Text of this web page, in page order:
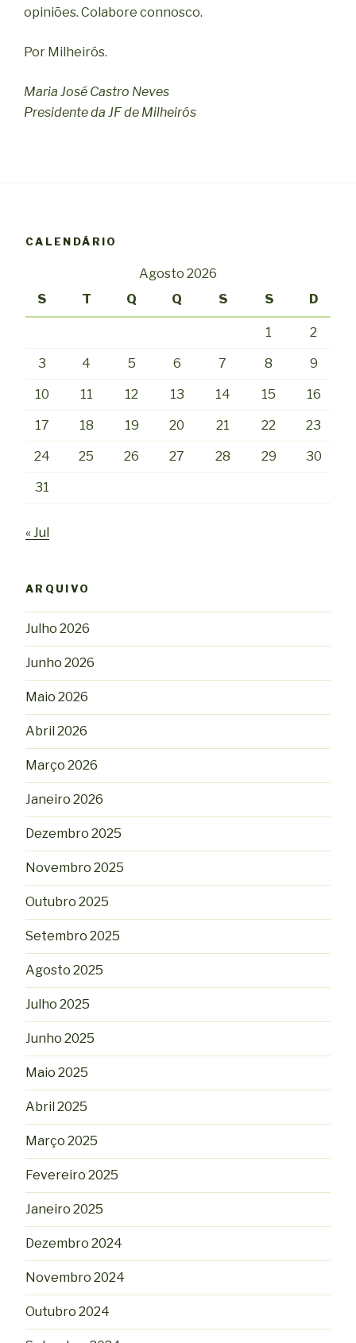
opiniões. Colabore connosco.
Por Milheirós.
Maria José Castro Neves
Presidente da JF de Milheirós
CALENDÁRIO
Agosto 2026
S
T Q Q S S D
1 2
3 4 5 6 7 8 9
10 11 12 13 14 15 16
17 18 19 20 21 22 23
24 25 26 27 28 29 30
31
« Jul
ARQUIVO
Julho 2026
Junho 2026
Maio 2026
Abril 2026
Março 2026
Janeiro 2026
Dezembro 2025
Novembro 2025
Outubro 2025
Setembro 2025
Agosto 2025
Julho 2025
Junho 2025
Maio 2025
Abril 2025
Março 2025
Fevereiro 2025
Janeiro 2025
Dezembro 2024
Novembro 2024
Outubro 2024